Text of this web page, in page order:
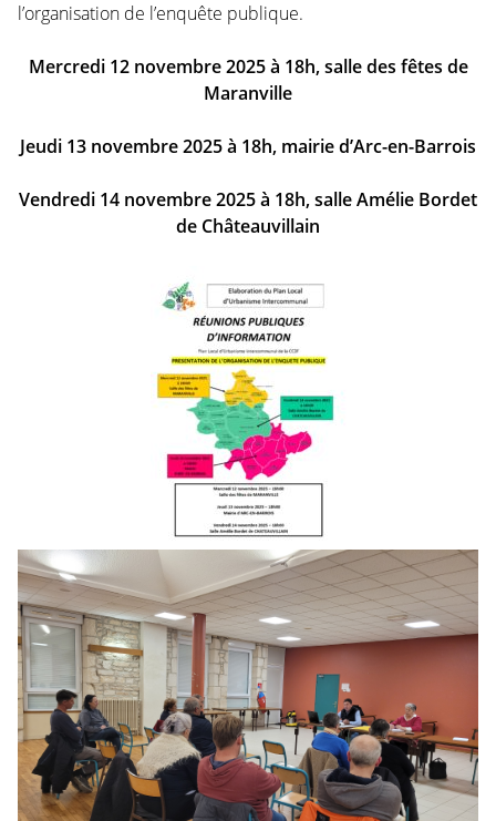
l’organisation de l’enquête publique.
Mercredi 12 novembre 2025 à 18h, salle des fêtes de
Maranville
Jeudi 13 novembre 2025 à 18h, mairie d’Arc-en-Barrois
Vendredi 14 novembre 2025 à 18h, salle Amélie Bordet
de Châteauvillain